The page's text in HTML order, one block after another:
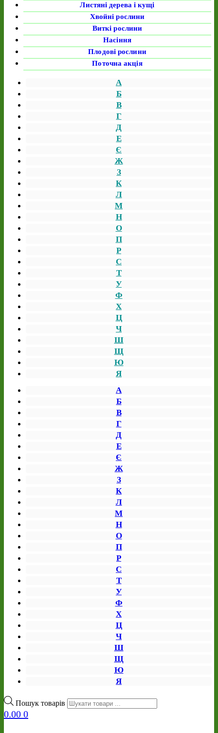
Листяні дерева і кущі
Хвойні рослини
Виткі рослини
Насіння
Плодові рослини
Поточна акція
А
Б
В
Г
Д
Е
Є
Ж
З
К
Л
М
Н
О
П
Р
С
Т
У
Ф
Х
Ц
Ч
Ш
Щ
Ю
Я
А
Б
В
Г
Д
Е
Є
Ж
З
К
Л
М
Н
О
П
Р
С
Т
У
Ф
Х
Ц
Ч
Ш
Щ
Ю
Я
Пошук товарів
0.00 0